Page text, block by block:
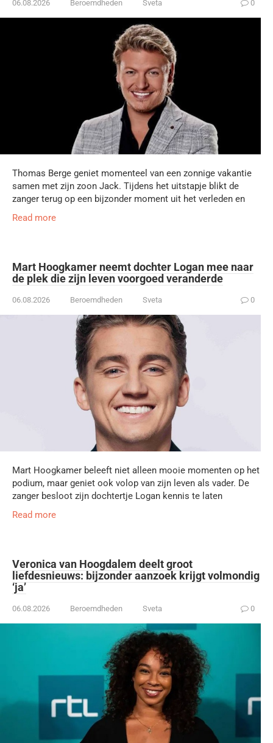
06.08.2026 Beroemdheden Sveta 0
Thomas Berge geniet momenteel van een zonnige vakantie
samen met zijn zoon Jack. Tijdens het uitstapje blikt de
zanger terug op een bijzonder moment uit het verleden en
Read more
Mart Hoogkamer neemt dochter Logan mee naar
de plek die zijn leven voorgoed veranderde
06.08.2026 Beroemdheden Sveta 0
Mart Hoogkamer beleeft niet alleen mooie momenten op het
podium, maar geniet ook volop van zijn leven als vader. De
zanger besloot zijn dochtertje Logan kennis te laten
Read more
Veronica van Hoogdalem deelt groot
liefdesnieuws: bijzonder aanzoek krijgt volmondig
‘ja’
06.08.2026 Beroemdheden Sveta 0